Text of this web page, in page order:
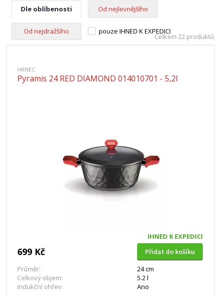
Dle oblíbenosti Od nejlevnějšího
Od nejdražšího pouze IHNED K EXPEDICI
Celkem 22 produktů
HRNEC
Pyramis 24 RED DIAMOND 014010701 - 5,2l
IHNED K EXPEDICI
699 Kč
Přidat do košíku
Průměr:
24 cm
Celkový objem:
5.2 l
Indukční ohřev:
Ano